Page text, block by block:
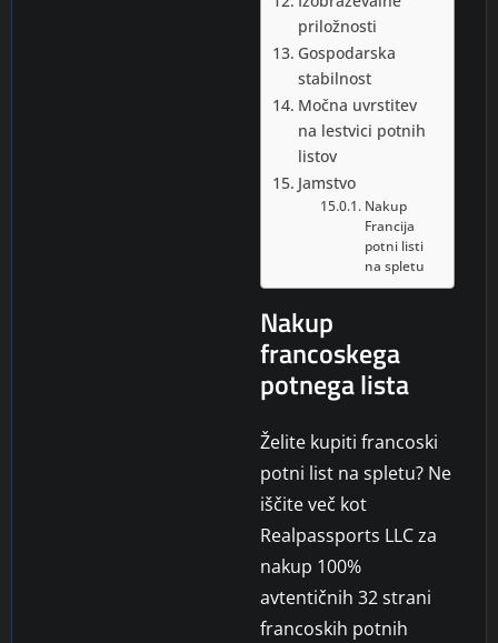
priložnosti
Gospodarska
stabilnost
Močna uvrstitev
na lestvici potnih
listov
Jamstvo
Nakup
Francija
potni listi
na spletu
Nakup
francoskega
potnega lista
Želite kupiti francoski
potni list na spletu? Ne
iščite več kot
Realpassports LLC za
nakup 100%
avtentičnih 32 strani
francoskih potnih